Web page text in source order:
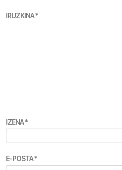
IRUZKINA*
IZENA*
E-POSTA*